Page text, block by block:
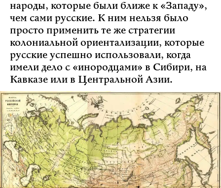
народы, которые были ближе к «Западу»,
чем сами русские. К ним нельзя было
просто применить те же стратегии
колониальной ориентализации, которые
русские успешно использовали, когда
имели дело с «инородцами» в Сибири, на
Кавказе или в Центральной Азии.